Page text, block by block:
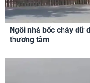
Ngôi nhà bốc cháy dữ
thương tâm